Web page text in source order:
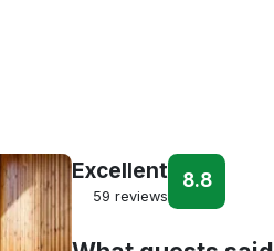
Excellent
59 reviews
8.8